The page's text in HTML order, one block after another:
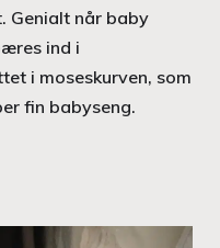
Genialt når baby
ind i
i moseskurven, som
fin babyseng.